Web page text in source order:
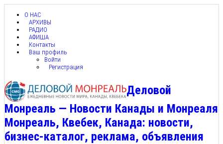
О НАС
АРХИВЫ
РАДИО
АФИША
Контакты
Ваш профиль
Войти
Регистрация
Деловой
Монреаль — Новости Канады и Монреаля
Монреаль, Квебек, Канада: новости,
бизнес-каталог, реклама, объявления